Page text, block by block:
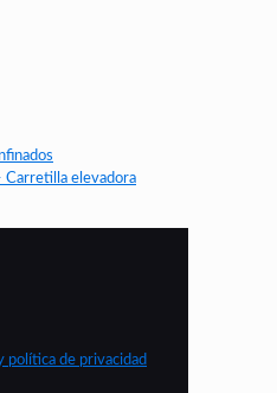
elevadora
política de privacidad